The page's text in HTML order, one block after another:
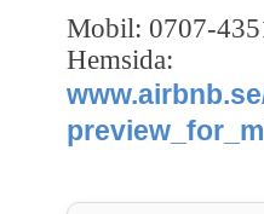
Mobil: 0707-
Hemsida: